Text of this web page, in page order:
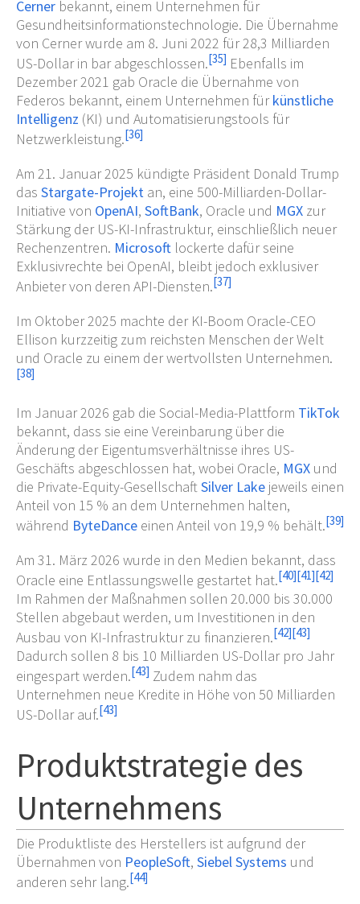
Cerner bekannt, einem Unternehmen für
Gesundheitsinformationstechnologie. Die Übernahme
von Cerner wurde am 8. Juni 2022 für 28,3 Milliarden
US-Dollar in bar abgeschlossen.[35] Ebenfalls im
Dezember 2021 gab Oracle die Übernahme von
Federos bekannt, einem Unternehmen fürkünstliche
Intelligenz (KI) und Automatisierungstools für
Netzwerkleistung.[36]
Am 21. Januar 2025 kündigte Präsident Donald Trump
das Stargate-Projekt an, eine 500-Milliarden-Dollar-
Initiative von OpenAI, SoftBank, Oracle und MGX zur
Stärkung der US-KI-Infrastruktur, einschließlich neuer
Rechenzentren. Microsoft lockerte dafür seine
Exklusivrechte bei OpenAI, bleibt jedoch exklusiver
Anbieter von deren API-Diensten.[37]
Im Oktober 2025 machte der KI-Boom Oracle-CEO
Ellison kurzzeitig zum reichsten Menschen der Welt
und Oracle zu einem der wertvollsten Unternehmen.
[38]
Im Januar 2026 gab die Social-Media-Plattform TikTok
bekannt, dass sie eine Vereinbarung über die
Änderung der Eigentumsverhältnisse ihres US-
Geschäfts abgeschlossen hat, wobei Oracle, MGX und
die Private-Equity-GesellschaftSilver Lake jeweils einen
Anteil von 15 % an dem Unternehmen halten,
während ByteDance einen Anteil von 19,9 % behält.[39]
Am 31. März 2026 wurde in den Medien bekannt, dass
Oracle eine Entlassungswelle gestartet hat.[40][41][42]
Im Rahmen der Maßnahmen sollen 20.000 bis 30.000
Stellen abgebaut werden, um Investitionen in den
Ausbau von KI-Infrastruktur zu finanzieren.[42][43]
Dadurch sollen 8 bis 10 Milliarden US-Dollar pro Jahr
eingespart werden.[43] Zudem nahm das
Unternehmen neue Kredite in Höhe von 50 Milliarden
US-Dollar auf.[43]
Produktstrategie des
Unternehmens
Die Produktliste des Herstellers ist aufgrund der
Übernahmen von PeopleSoft, Siebel Systems und
anderen sehr lang.[44]